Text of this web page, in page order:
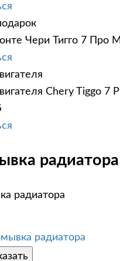
Чери Тигго 7 Про
Chery Tiggo 7
радиатора
радиатора